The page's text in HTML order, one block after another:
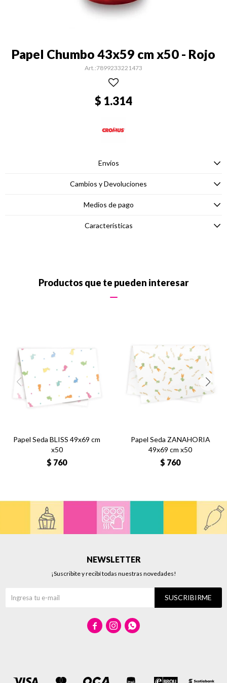
Papel Chumbo 43x59 cm x50 - Rojo
7899233221473
$ 1.314
Envíos
Cambios y Devoluciones
Medios de pago
Características
Productos que te pueden interesar
Papel Seda BLISS 49x69 cm
x50
$ 760
Papel Seda ZANAHORIA
49x69 cm x50
$ 760
NEWSLETTER
¡Suscribite y recibí todas nuestras novedades!
SUSCRIBIRME
  